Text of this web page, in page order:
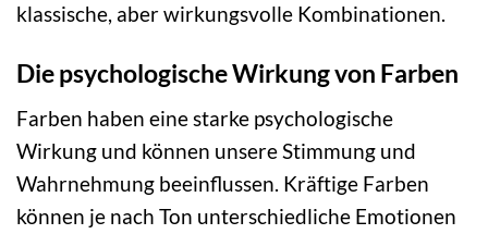
klassische, aber wirkungsvolle Kombinationen.
Die psychologische Wirkung von Farben
Farben haben eine starke psychologische
Wirkung und können unsere Stimmung und
Wahrnehmung beeinflussen. Kräftige Farben
können je nach Ton unterschiedliche Emotionen